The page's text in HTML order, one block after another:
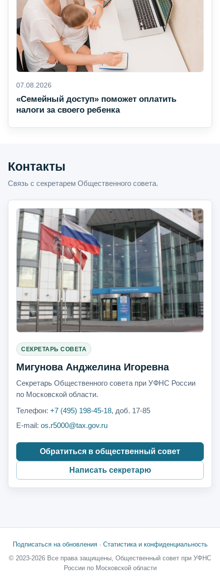
07.08.2026
«Семейный доступ» поможет оплатить
налоги за своего ребенка
Контакты
Связь с секретарем Общественного совета.
СЕКРЕТАРЬ СОВЕТА
Мигунова Анджелина Игоревна
Секретарь Общественного совета при УФНС России
по Московской области.
Телефон: +7 (495) 198-45-18, доб. 17-85
E-mail: os.r5000@tax.gov.ru
Обратиться в общественный совет
Написать секретарю
Подписаться на обновления· Статистика и конфиденциальность
© 2023-2026 Все права защищены, Общественный совет при УФНС
России по Московской области